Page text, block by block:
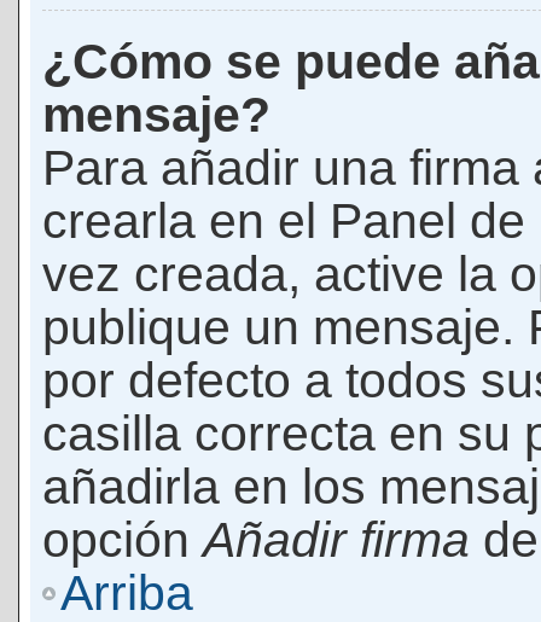
¿Cómo se puede
mensaje?
Para añadir una
crearla en el Panel
vez creada, active la
publique un mensaje.
por defecto a todos
casilla correcta en su
añadirla en los
opciónAñadir firma
Arriba